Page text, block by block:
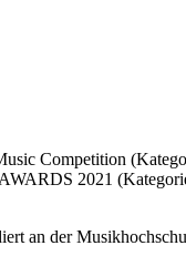
Competition
2021
an der